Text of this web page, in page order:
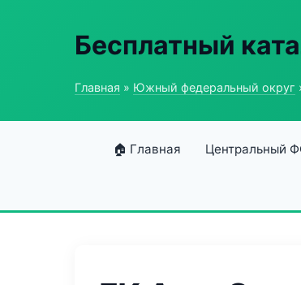
Бесплатный
Главная » Южный федеральный округ
🏠 Главная Центральный